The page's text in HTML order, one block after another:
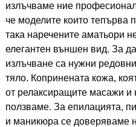
излъчваме ние
че моделите които тепърва
така наречените аматьори
елегантен външен вид. За
излъчване са нужни
тяло. Копринената кожа,
от релаксиращите масажи и
ползваме. За епилацията,
и маникюра се доверяваме